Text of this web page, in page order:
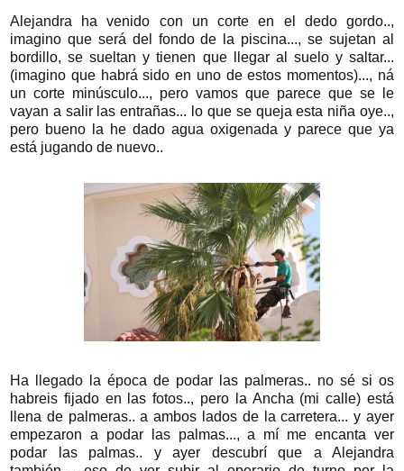
Alejandra ha venido con un corte en el dedo gordo..,
imagino que será del fondo de la piscina..., se sujetan al
bordillo, se sueltan y tienen que llegar al suelo y saltar...
(imagino que habrá sido en uno de estos momentos)..., ná
un corte minúsculo..., pero vamos que parece que se le
vayan a salir las entrañas... lo que se queja esta niña oye..,
pero bueno la he dado agua oxigenada y parece que ya
está jugando de nuevo..
Ha llegado la época de podar las palmeras.. no sé si os
habreis fijado en las fotos.., pero la Ancha (mi calle) está
llena de palmeras.. a ambos lados de la carretera... y ayer
empezaron a podar las palmas..., a mí me encanta ver
podar las palmas.. y ayer descubrí que a Alejandra